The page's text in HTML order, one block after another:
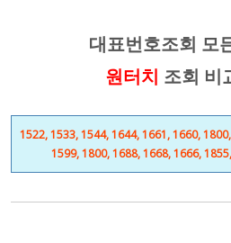
대표번호조회 모
원터치 조회 비
1522, 1533, 1544, 1644, 1661, 1660,
1599, 1800, 1688, 1668, 1666,